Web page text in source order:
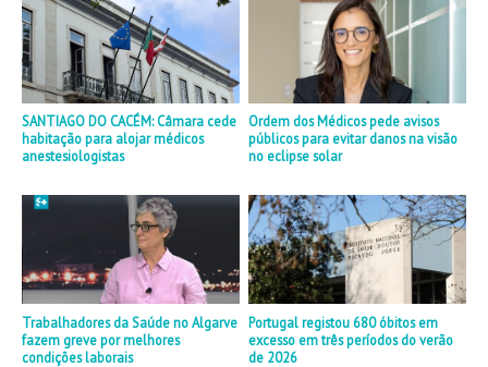
SANTIAGO DO CACÉM: Câmara cede
habitação para alojar médicos
anestesiologistas
Ordem dos Médicos pede avisos
públicos para evitar danos na visão
no eclipse solar
Trabalhadores da Saúde no Algarve
fazem greve por melhores
condições laborais
Portugal registou 680 óbitos em
excesso em três períodos do verão
de 2026